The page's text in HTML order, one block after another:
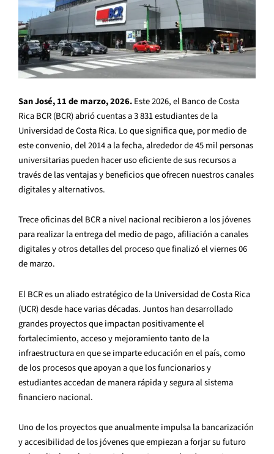
San José, 11 de marzo, 2026.Este 2026, el Banco de Costa
Rica BCR (BCR) abrió cuentas a 3 831 estudiantes de la
Universidad de Costa Rica. Lo que significa que, por medio de
este convenio, del 2014 a la fecha, alrededor de 45 mil personas
universitarias pueden hacer uso eficiente de sus recursos a
través de las ventajas y beneficios que ofrecen nuestros canales
digitales y alternativos.
Trece oficinas del BCR a nivel nacional recibieron a los jóvenes
para realizar la entrega del medio de pago, afiliación a canales
digitales y otros detalles del proceso que finalizó el viernes 06
de marzo.
El BCR es un aliado estratégico de la Universidad de Costa Rica
(UCR) desde hace varias décadas. Juntos han desarrollado
grandes proyectos que impactan positivamente el
fortalecimiento, acceso y mejoramiento tanto de la
infraestructura en que se imparte educación en el país, como
de los procesos que apoyan a que los funcionarios y
estudiantes accedan de manera rápida y segura al sistema
financiero nacional.
Uno de los proyectos que anualmente impulsa la bancarización
y accesibilidad de los jóvenes que empiezan a forjar su futuro